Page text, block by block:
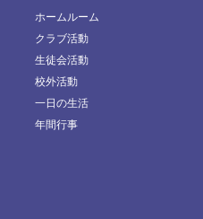
ホームルーム
クラブ活動
生徒会活動
校外活動
一日の生活
年間行事